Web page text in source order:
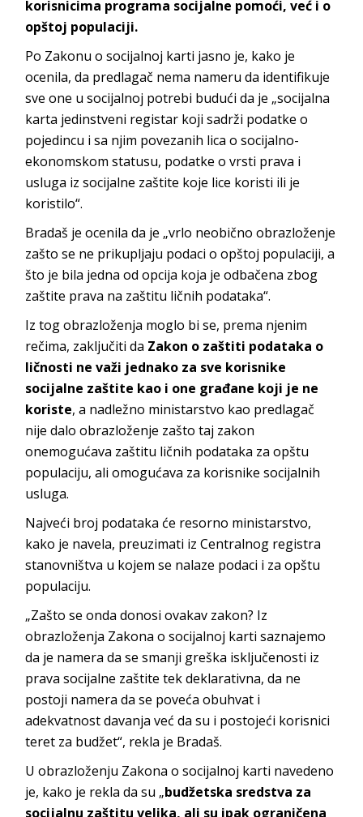
korisnicima programa socijalne pomoći, već i o
opštoj populaciji.
Po Zakonu o socijalnoj karti jasno je, kako je
ocenila, da predlagač nema nameru da identifikuje
sve one u socijalnoj potrebi budući da je „socijalna
karta jedinstveni registar koji sadrži podatke o
pojedincu i sa njim povezanih lica o socijalno-
ekonomskom statusu, podatke o vrsti prava i
usluga iz socijalne zaštite koje lice koristi ili je
koristilo“.
Bradaš je ocenila da je „vrlo neobično obrazloženje
zašto se ne prikupljaju podaci o opštoj populaciji, a
što je bila jedna od opcija koja je odbačena zbog
zaštite prava na zaštitu ličnih podataka“.
Iz tog obrazloženja moglo bi se, prema njenim
rečima, zaključiti da Zakon o zaštiti podataka o
ličnosti ne važi jednako za sve korisnike
socijalne zaštite kao i one građane koji je ne
koriste, a nadležno ministarstvo kao predlagač
nije dalo obrazloženje zašto taj zakon
onemogućava zaštitu ličnih podataka za opštu
populaciju, ali omogućava za korisnike socijalnih
usluga.
Najveći broj podataka će resorno ministarstvo,
kako je navela, preuzimati iz Centralnog registra
stanovništva u kojem se nalaze podaci i za opštu
populaciju.
„Zašto se onda donosi ovakav zakon? Iz
obrazloženja Zakona o socijalnoj karti saznajemo
da je namera da se smanji greška isključenosti iz
prava socijalne zaštite tek deklarativna, da ne
postoji namera da se poveća obuhvat i
adekvatnost davanja već da su i postojeći korisnici
teret za budžet“, rekla je Bradaš.
U obrazloženju Zakona o socijalnoj karti navedeno
je, kako je rekla da su „budžetska sredstva za
socijalnu zaštitu velika, ali su ipak ograničena